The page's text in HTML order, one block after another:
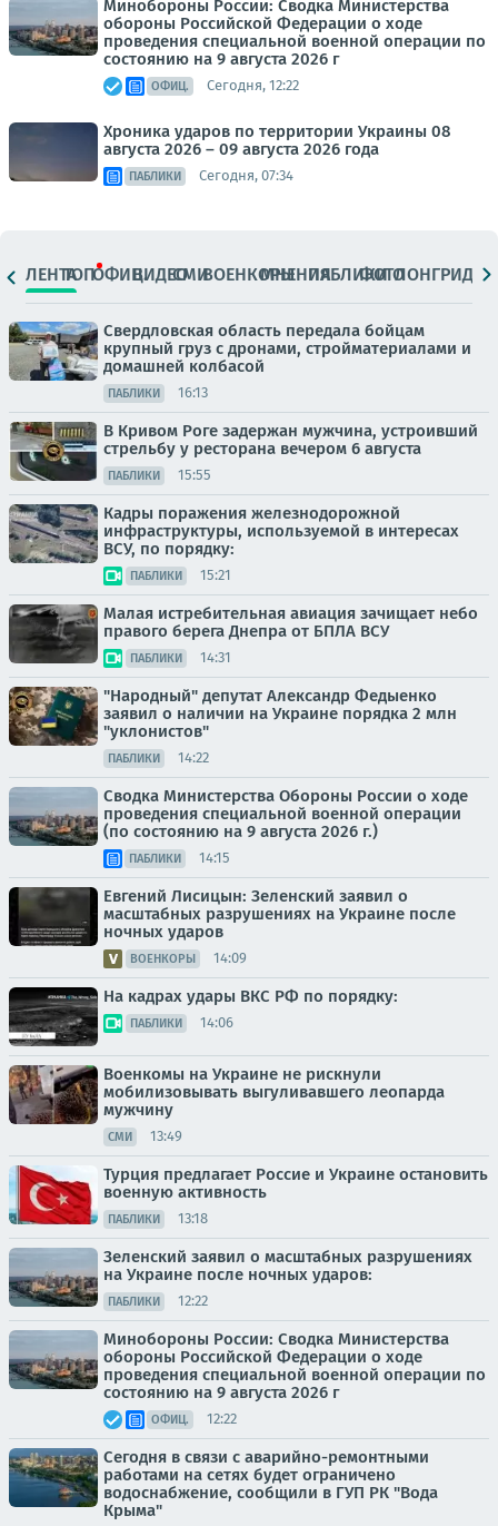
Минобороны России: Сводка Министерства
обороны Российской Федерации о ходе
проведения специальной военной операции по
состоянию на 9 августа 2026 г
ОФИЦ. Сегодня, 12:22
Хроника ударов по территории Украины 08
августа 2026 – 09 августа 2026 года
ПАБЛИКИ Сегодня, 07:34
ЛЕНТАТОПОФИЦ.ВИДЕОСМИВОЕНКОРЫМНЕНИЯПАБЛИКИ
ФОТОЛОНГРИДЫ
Свердловская область передала бойцам
крупный груз с дронами, стройматериалами и
домашней колбасой
ПАБЛИКИ 16:13
В Кривом Роге задержан мужчина, устроивший
стрельбу у ресторана вечером 6 августа
ПАБЛИКИ 15:55
Кадры поражения железнодорожной
инфраструктуры, используемой в интересах
ВСУ, по порядку:
ПАБЛИКИ 15:21
Малая истребительная авиация зачищает небо
правого берега Днепра от БПЛА ВСУ
ПАБЛИКИ 14:31
"Народный" депутат Александр Федыенко
заявил о наличии на Украине порядка 2 млн
"уклонистов"
ПАБЛИКИ 14:22
Сводка Министерства Обороны России о ходе
проведения специальной военной операции
(по состоянию на 9 августа 2026 г.)
ПАБЛИКИ 14:15
Евгений Лисицын: Зеленский заявил о
масштабных разрушениях на Украине после
ночных ударов
ВОЕНКОРЫ 14:09
На кадрах удары ВКС РФ по порядку:
ПАБЛИКИ 14:06
Военкомы на Украине не рискнули
мобилизовывать выгуливавшего леопарда
мужчину
СМИ 13:49
Турция предлагает Россие и Украине остановить
военную активность
ПАБЛИКИ 13:18
Зеленский заявил о масштабных разрушениях
на Украине после ночных ударов:
ПАБЛИКИ 12:22
Минобороны России: Сводка Министерства
обороны Российской Федерации о ходе
проведения специальной военной операции по
состоянию на 9 августа 2026 г
ОФИЦ. 12:22
Сегодня в связи с аварийно-ремонтными
работами на сетях будет ограничено
водоснабжение, сообщили в ГУП РК "Вода
Крыма"